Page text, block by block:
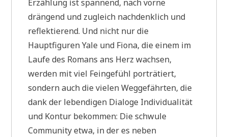
Erzählung ist spannend, nach vorne
drängend und zugleich nachdenklich und
reflektierend. Und nicht nur die
Hauptfiguren Yale und Fiona, die einem im
Laufe des Romans ans Herz wachsen,
werden mit viel Feingefühl porträtiert,
sondern auch die vielen Weggefährten, die
dank der lebendigen Dialoge Individualität
und Kontur bekommen: Die schwule
Community etwa, in der es neben